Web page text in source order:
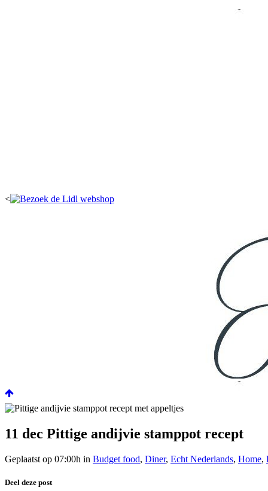
<
11 dec Pittige andijvie stamppot recept
Geplaatst op 07:00h in Budget food, Diner, Echt Nederlands, Home,
Deel deze post